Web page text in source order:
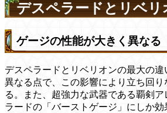
デスペラードとリベリ
ゲージの性能が大きく異なる
デスペラードとリベリオンの最大の
異なる点で、この影響により立ち回り
る。また、超強力な武器である覇剣
ラードの「バーストゲージ」にしか